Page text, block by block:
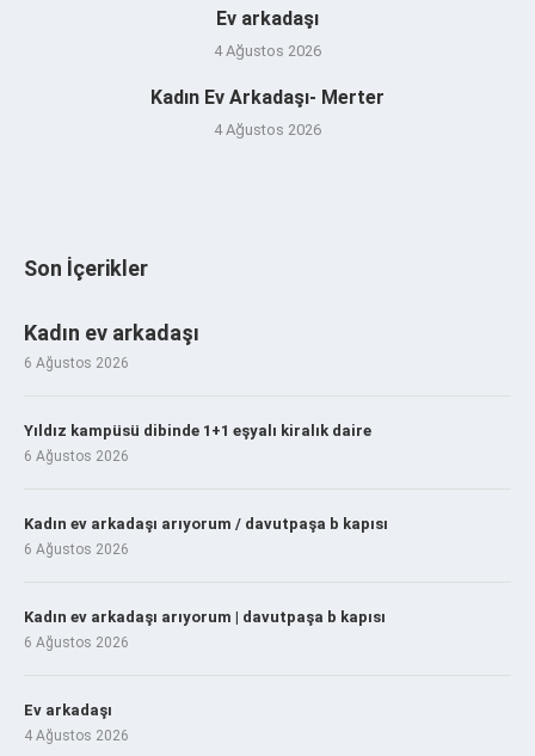
Ev arkadaşı
4 Ağustos 2026
Kadın Ev Arkadaşı- Merter
4 Ağustos 2026
Son İçerikler
Kadın ev arkadaşı
6 Ağustos 2026
Yıldız kampüsü dibinde 1+1 eşyalı kiralık daire
6 Ağustos 2026
Kadın ev arkadaşı arıyorum / davutpaşa b kapısı
6 Ağustos 2026
Kadın ev arkadaşı arıyorum | davutpaşa b kapısı
6 Ağustos 2026
Ev arkadaşı
4 Ağustos 2026